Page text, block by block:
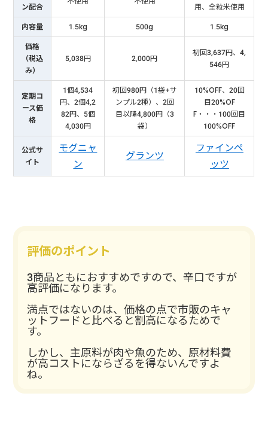
ン配合
用、全粒米使用
内容量
1.5kg 500g
1.5kg
価格
（税込
み）
5,038円 2,000円
初回3,637円、4,
546円
定期コ
ース価
格
1個4,534
円、2個4,2
82円、5個
4,030円
初回980円（1袋+サ
ンプル2種）、2回
目以降4,800円（3
袋）
10%OFF、20回
目20%OF
F・・・100回目
100%OFF
公式サ
イト
モグニャ
ン
グランツ
ファインペ
ッツ
評価のポイント
3商品ともにおすすめですので、辛口ですが
高評価になります。
満点ではないのは、価格の点で市販のキャ
ットフードと比べると割高になるためで
す。
しかし、主原料が肉や魚のため、原材料費
が高コストにならざるを得ないんですよ
ね。